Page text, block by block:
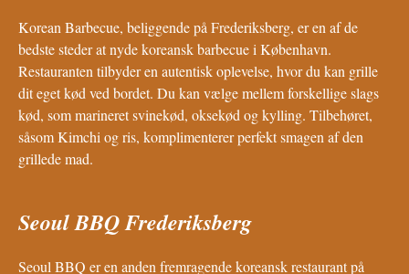
Korean Barbecue, beliggende på Frederiksberg, er en af de
bedste steder at nyde koreansk barbecue i København.
Restauranten tilbyder en autentisk oplevelse, hvor du kan grille
dit eget kød ved bordet. Du kan vælge mellem forskellige slags
kød, som marineret svinekød, oksekød og kylling. Tilbehøret,
såsom Kimchi og ris, komplimenterer perfekt smagen af den
grillede mad.
Seoul BBQ Frederiksberg
Seoul BBQ er en anden fremragende koreansk restaurant på